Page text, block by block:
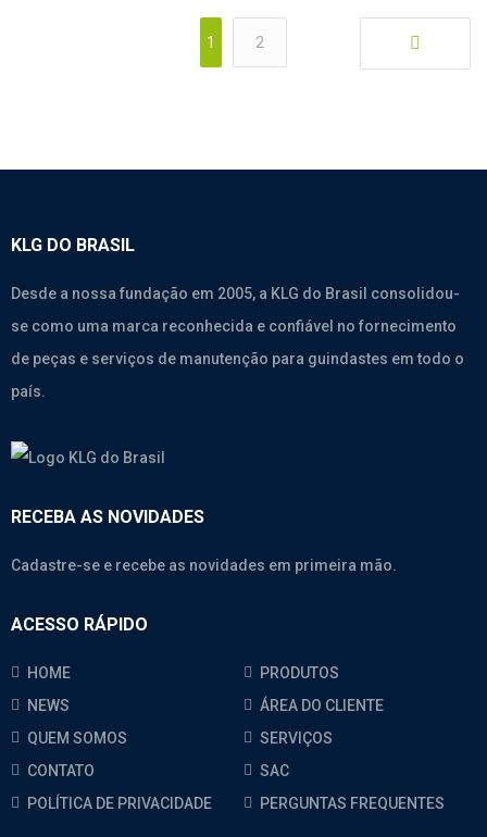
1 2
KLG DO BRASIL
Desde a nossa fundação em 2005, a KLG do Brasil consolidou-
se como uma marca reconhecida e confiável no fornecimento
de peças e serviços de manutenção para guindastes em todo o
país.
RECEBA AS NOVIDADES
Cadastre-se e recebe as novidades em primeira mão.
ACESSO RÁPIDO
HOME
PRODUTOS
NEWS
ÁREA DO CLIENTE
QUEM SOMOS
SERVIÇOS
CONTATO
SAC
POLÍTICA DE PRIVACIDADE
PERGUNTAS FREQUENTES